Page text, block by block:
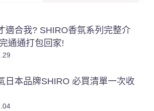
適合我? SHIRO香氛系列完整介
通通打包回家!
日本品牌SHIRO 必買清單一次收